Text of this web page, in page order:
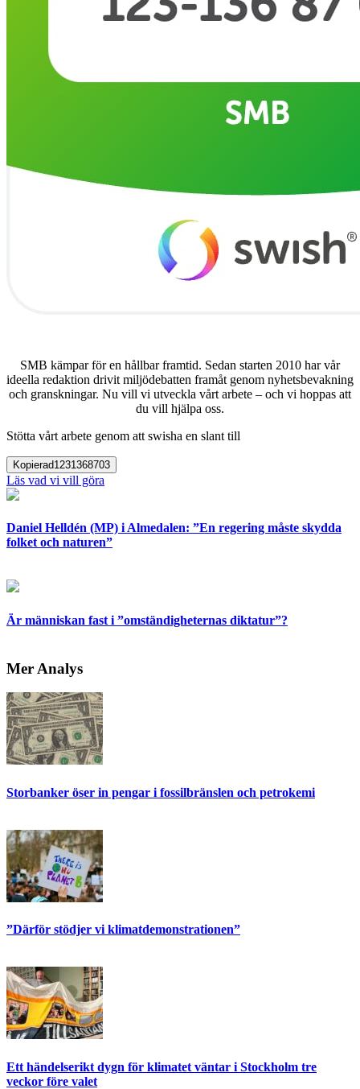
SMB kämpar för en hållbar framtid. Sedan starten 2010 har vår
ideella redaktion drivit miljödebatten framåt genom nyhetsbevakning
och granskningar. Nu vill vi utveckla vårt arbete – och vi hoppas att
du vill hjälpa oss.
Stötta vårt arbete genom att swisha en slant till
Kopierad1231368703
Läs vad vi vill göra
Daniel Helldén (MP) i Almedalen: ”En regering måste skydda
folket och naturen”
Är människan fast i ”omständigheternas diktatur”?
Mer Analys
Storbanker öser in pengar i fossilbränslen och petrokemi
”Därför stödjer vi klimatdemonstrationen”
Ett händelserikt dygn för klimatet väntar i Stockholm tre
veckor före valet